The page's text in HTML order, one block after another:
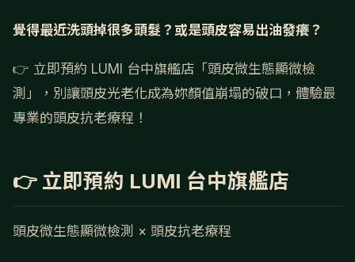
覺得最近洗頭掉很多頭髮？或是頭皮容易出油發癢？
👉 立即預約 LUMI 台中旗艦店「頭皮微生態顯微檢
測」，別讓頭皮光老化成為妳顏值崩塌的破口，體驗最
專業的頭皮抗老療程！
👉 立即預約 LUMI 台中旗艦店
頭皮微生態顯微檢測 × 頭皮抗老療程